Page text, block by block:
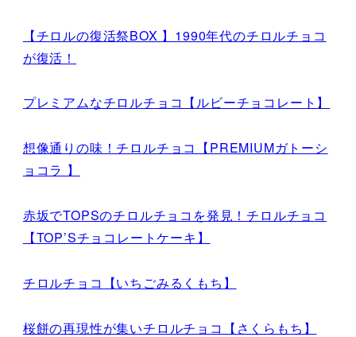
【チロルの復活祭BOX 】1990年代のチロルチョコ
が復活！
プレミアムなチロルチョコ【ルビーチョコレート】
想像通りの味！チロルチョコ【PREMIUMガトーシ
ョコラ 】
赤坂でTOPSのチロルチョコを発見！チロルチョコ
【TOP’Sチョコレートケーキ】
チロルチョコ【いちごみるくもち】
桜餅の再現性が集いチロルチョコ【さくらもち】